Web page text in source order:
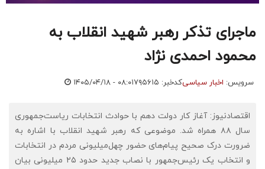
ماجرای تذکر رهبر شهید انقلاب به
محمود احمدی نژاد
سرویس: اخبار سیاسیکدخبر: ۷۹۵۶۱۵ ۱۴۰۵/۰۴/۱۸ - ۰۸:۰۱
اقتصادنیوز: آغاز کار دولت دهم با حوادث انتخابات ریاست‌جمهوری
سال ۸۸ همراه شد. موضوعی که رهبر شهید انقلاب با اشاره به
ضرورت درک صحیح پیام‌های حضور چهل‌میلیونی مردم در انتخابات
و انتخاب یک رئیس‌جمهور با نصاب جدید حدود ۲۵ میلیونی بیان